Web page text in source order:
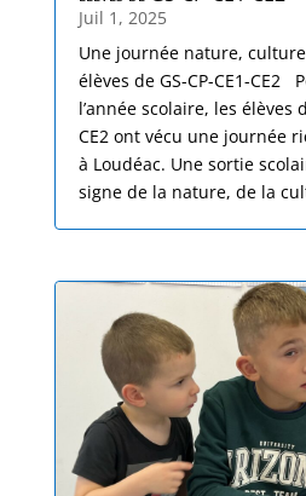
Juil 1, 2025
Une journée nature,
élèves de GS-CP-CE1-CE2
l’année scolaire, les élèves
CE2 ont vécu une journée
à Loudéac. Une sortie
signe de la nature, de la